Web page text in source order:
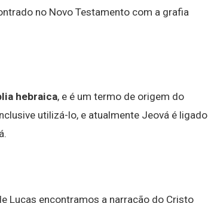
no Novo Testamento com a grafia
hebraica, e é um termo de origem do
utilizá-lo, e atualmente Jeová é ligado
Lucas encontramos a narração do Cristo